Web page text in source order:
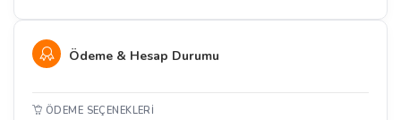
Ödeme & Hesap Durumu
ÖDEME SEÇENEKLERI